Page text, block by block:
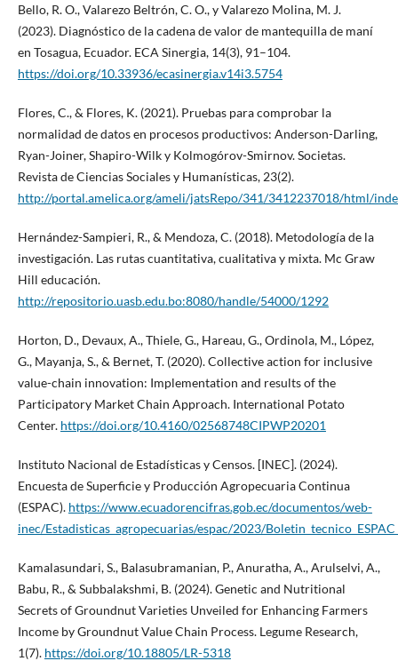
Bello, R. O., Valarezo Beltrón, C. O., y Valarezo Molina, M. J.
(2023). Diagnóstico de la cadena de valor de mantequilla de maní
en Tosagua, Ecuador. ECA Sinergia, 14(3), 91–104.
https://doi.org/10.33936/ecasinergia.v14i3.5754
Flores, C., & Flores, K. (2021). Pruebas para comprobar la
normalidad de datos en procesos productivos: Anderson-Darling,
Ryan-Joiner, Shapiro-Wilk y Kolmogórov-Smirnov. Societas.
Revista de Ciencias Sociales y Humanísticas, 23(2).
http://portal.amelica.org/ameli/jatsRepo/341/3412237018/html/
Hernández-Sampieri, R., & Mendoza, C. (2018). Metodología de la
investigación. Las rutas cuantitativa, cualitativa y mixta. Mc Graw
Hill educación.
http://repositorio.uasb.edu.bo:8080/handle/54000/1292
Horton, D., Devaux, A., Thiele, G., Hareau, G., Ordinola, M., López,
G., Mayanja, S., & Bernet, T. (2020). Collective action for inclusive
value-chain innovation: Implementation and results of the
Participatory Market Chain Approach. International Potato
Center. https://doi.org/10.4160/02568748CIPWP20201
Instituto Nacional de Estadísticas y Censos. [INEC]. (2024).
Encuesta de Superficie y Producción Agropecuaria Continua
(ESPAC). https://www.ecuadorencifras.gob.ec/documentos/web-
inec/Estadisticas_agropecuarias/espac/2023/
Kamalasundari, S., Balasubramanian, P., Anuratha, A., Arulselvi, A.,
Babu, R., & Subbalakshmi, B. (2024). Genetic and Nutritional
Secrets of Groundnut Varieties Unveiled for Enhancing Farmers
Income by Groundnut Value Chain Process. Legume Research,
1(7). https://doi.org/10.18805/LR-5318